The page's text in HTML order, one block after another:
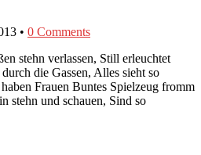
• 0 Comments
stehn verlassen, Still erleuchtet
die Gassen, Alles sieht so
Frauen Buntes Spielzeug fromm
stehn und schauen, Sind so